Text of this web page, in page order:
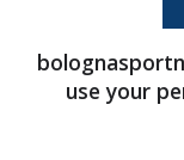
use your